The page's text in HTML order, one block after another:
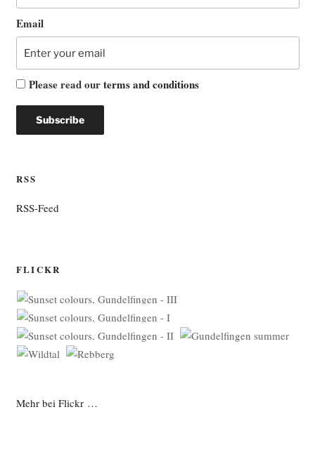
Email
Please read ourterms and conditions
RSS
RSS-Feed
FLICKR
Mehr bei Flickr …